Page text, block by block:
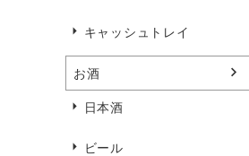
キャッシュトレイ
お酒
日本酒
ビール